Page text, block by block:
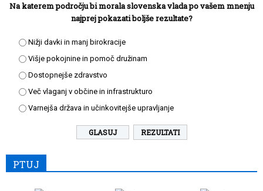
Na katerem področju bi morala slovenska vlada po vašem mnenju
najprej pokazati boljše rezultate?
Nižji davki in manj birokracije
Višje pokojnine in pomoč družinam
Dostopnejše zdravstvo
Več vlaganj v občine in infrastrukturo
Varnejša država in učinkovitejše upravljanje
REZULTATI
PTUJ